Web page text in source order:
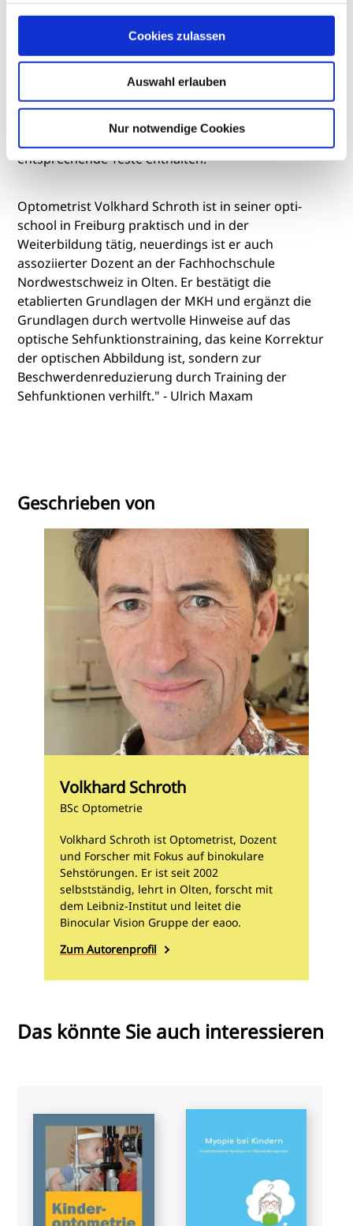
Cookies zulassen
Auswahl erlauben
Nur notwendige Cookies
(MKH), der viele Jahrzehnte ein sehr schöpferischer
Dozent an der Fachschule für Augenoptik in Berlin
war, ist im deutschen Sprachraum die
gebräuchlichste und anerkannteste Methode zur
Prüfung und Korrektion des Binokularsehens
geworden. In fast allen Sehprüfgeräten sind
entsprechende Teste enthalten.
Optometrist Volkhard Schroth ist in seiner opti-
school in Freiburg praktisch und in der
Weiterbildung tätig, neuerdings ist er auch
assoziierter Dozent an der Fachhochschule
Nordwestschweiz in Olten. Er bestätigt die
etablierten Grundlagen der MKH und ergänzt die
Grundlagen durch wertvolle Hinweise auf das
optische Sehfunktionstraining, das keine Korrektur
der optischen Abbildung ist, sondern zur
Beschwerdenreduzierung durch Training der
Sehfunktionen verhilft." - Ulrich Maxam
Geschrieben von
Volkhard Schroth
BSc Optometrie
Volkhard Schroth ist Optometrist, Dozent
und Forscher mit Fokus auf binokulare
Sehstörungen. Er ist seit 2002
selbstständig, lehrt in Olten, forscht mit
dem Leibniz-Institut und leitet die
Binocular Vision Gruppe der eaoo.
Zum Autorenprofil
Das könnte Sie auch interessieren